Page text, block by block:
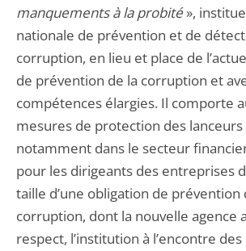
manquements à la probité»,
nationale de prévention et de
corruption, en lieu et place de
de prévention de la corruption et
compétences élargies. Il comporte
mesures de protection des lanceurs
notamment dans le secteur
pour les dirigeants des entreprises
taille d’une obligation de prévention
corruption, dont la nouvelle agence
respect, l’institution à l’encontre